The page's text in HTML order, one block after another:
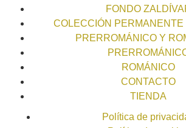
FONDO
COLECCIÓN PERMANENTE
PRERROMÁNICO Y
ROMÁNICO
CONTACTO
TIENDA
Política de